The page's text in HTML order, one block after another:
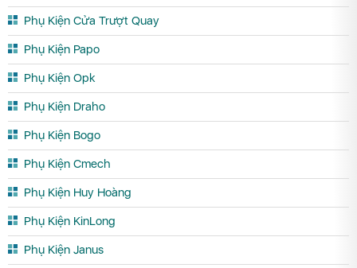
Phụ Kiện Cửa Trượt Quay
Phụ Kiện Papo
Phụ Kiện Opk
Phụ Kiện Draho
Phụ Kiện Bogo
Phụ Kiện Cmech
Phụ Kiện Huy Hoàng
Phụ Kiện KinLong
Phụ Kiện Janus